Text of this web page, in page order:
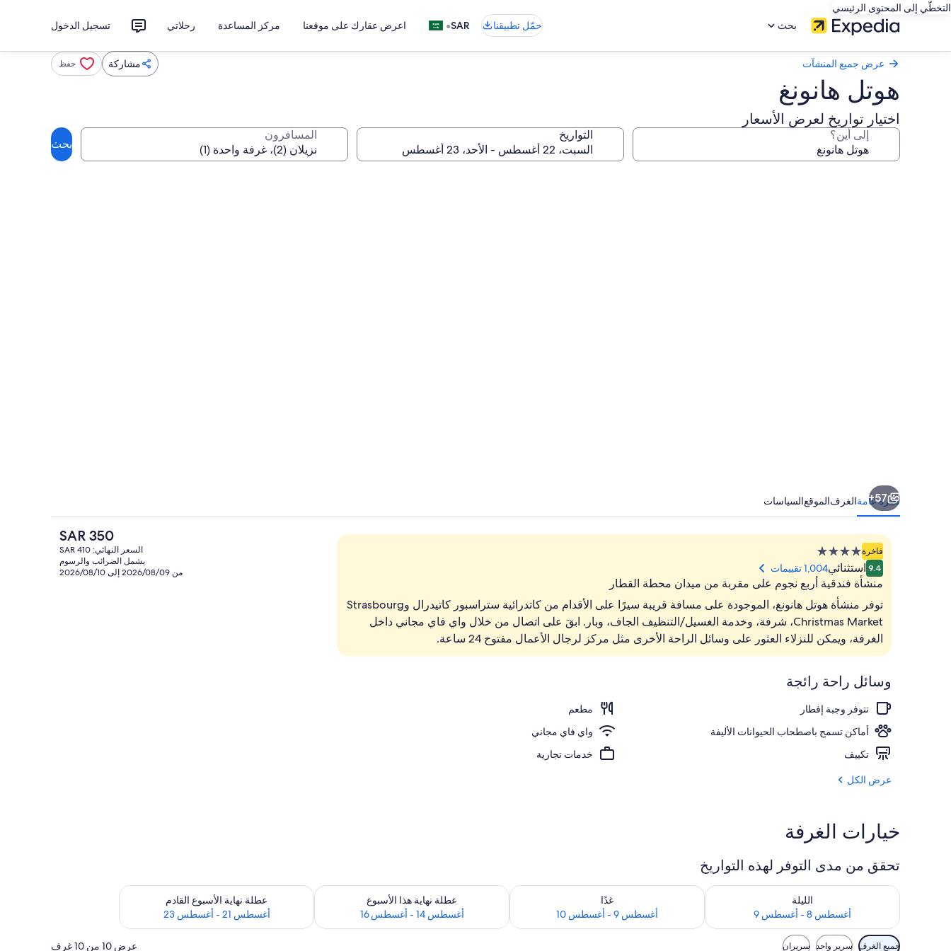
التخطّي إلى المحتوى الرئيسي
بحث
حمّل تطبيقنا SAR
• اعرض عقارك على موقعنا مركز المساعدة رحلاتي تسجيل الدخول
عرض جميع المنشآت مشاركة حفظ
هوتل هانونغ
اختيار تواريخ لعرض الأسعار
إلى أين؟ التواريخ المسافرون
بحث
واجهة المنشأة
بار خمور
57+
نظرة عامةالغرفالموقعالسياسات
فاخرةمنشأة
فندقية
مصنفة
4.0
نجوم
9.4 استثنائي1,004 تقييمات
منشأة فندقية أربع نجوم على مقربة من ميدان محطة القطار
توفر منشأة هوتل هانونغ، الموجودة على مسافة قريبة سيرًا على الأقدام من كاتدرائية ستراسبور كاتيدرال وStrasbourg
Christmas Market، شرفة، وخدمة الغسيل/التنظيف الجاف، وبار. ابقَ على اتصال من خلال واي فاي مجاني داخل
الغرفة، ويمكن للنزلاء العثور على وسائل الراحة الأخرى مثل مركز لرجال الأعمال مفتوح 24 ساعة.
وسائل راحة رائجة
تتوفر وجبة إفطار
مطعم
أماكن تسمح باصطحاب الحيوانات الأليفة
واي فاي مجاني
تكييف
خدمات تجارية
عرض الكل
السعر
الحالي
هو
SAR
SAR 350
السعر النهائي: SAR 410
يشمل الضرائب والرسوم
من 2026/08/09 إلى 2026/08/10
خيارات الغرفة
تحقق من مدى التوفر لهذه التواريخ
الليلة
أغسطس 8 - أغسطس 9
تحقق من مدى التوفر لليلة للفترة أغسطس 8 - أغسطس 9
غدًا
أغسطس 9 - أغسطس 10
تحقق من مدى التوفر لغد للفترة أغسطس 9 - أغسطس 10
عطلة نهاية هذا الأسبوع
أغسطس 14 - أغسطس 16
تحقق من مدى التوفر لعطلة نهاية هذا الأسبوع للفترة أغسطس 14 - أغسطس 16
عطلة نهاية الأسبوع القادم
أغسطس 21 - أغسطس 23
تحقق من مدى التوفر لعطلة نهاية الأسبوع القادم للفترة أغسطس 21 - أغسطس 23
عوامل
جميع الغرف سرير واحد سريران عرض 10 من 10 غرف